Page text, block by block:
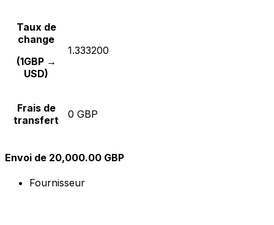
Taux de
change
(1GBP →
USD)
1.333200
Frais de
transfert
0 GBP
Envoi de 20,000.00 GBP
Fournisseur